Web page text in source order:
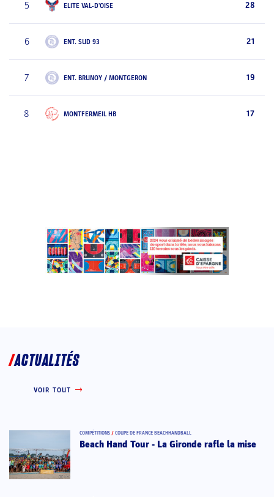
5 ELITE VAL-D'OISE 28
6 ENT. SUD 93 21
7 ENT. BRUNOY / MONTGERON 19
8 MONTFERMEIL HB 17
ACTUALITÉS
VOIR TOUT
COMPÉTITIONS / COUPE DE FRANCE BEACHHANDBALL
Beach Hand Tour - La Gironde rafle la mise